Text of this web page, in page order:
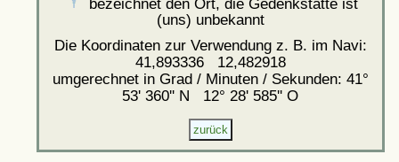
(uns) unbekannt
Die Koordinaten zur Verwendung z. B. im Navi:
41,893336 12,482918
umgerechnet in Grad / Minuten / Sekunden: 41°
53' 360'' N 12° 28' 585'' O